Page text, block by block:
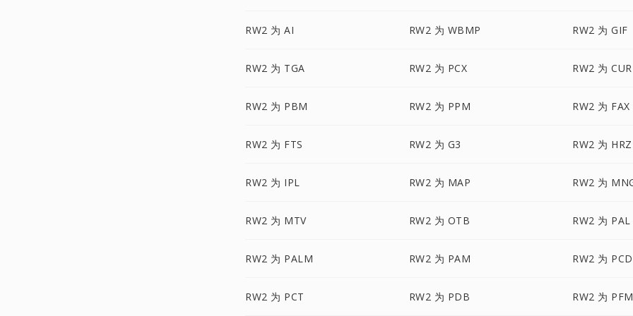
RW2 为 AI RW2 为 WBMP RW2 为 GIF
RW2 为 TGA RW2 为 PCX RW2 为 CUR
RW2 为 PBM RW2 为 PPM RW2 为 FAX
RW2 为 FTS RW2 为 G3 RW2 为 HRZ
RW2 为 IPL RW2 为 MAP RW2 为
RW2 为 MTV RW2 为 OTB RW2 为 PAL
RW2 为 PALM RW2 为 PAM RW2 为 PCD
RW2 为 PCT RW2 为 PDB RW2 为 PFM